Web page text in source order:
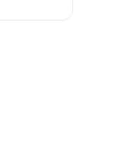
加淘宝小助